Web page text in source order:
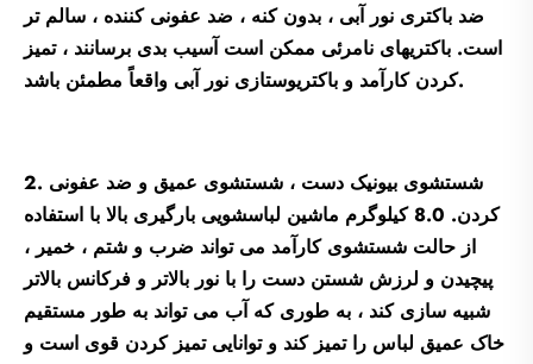
ضد باکتری نور آبی ، بدون کنه ، ضد عفونی کننده ، سالم تر
است. باکتریهای نامرئی ممکن است آسیب بدی برسانند ، تمیز
کردن کارآمد و باکتریوستازی نور آبی واقعاً مطمئن باشد.
2. شستشوی بیونیک دست ، شستشوی عمیق و ضد عفونی
کردن. 8.0 کیلوگرم ماشین لباسشویی بارگیری بالا با استفاده
از حالت شستشوی کارآمد می تواند ضرب و شتم ، خمیر ،
پیچیدن و لرزش شستن دست را با نور بالاتر و فرکانس بالاتر
شبیه سازی کند ، به طوری که آب می تواند به طور مستقیم
خاک عمیق لباس را تمیز کند و توانایی تمیز کردن قوی است و